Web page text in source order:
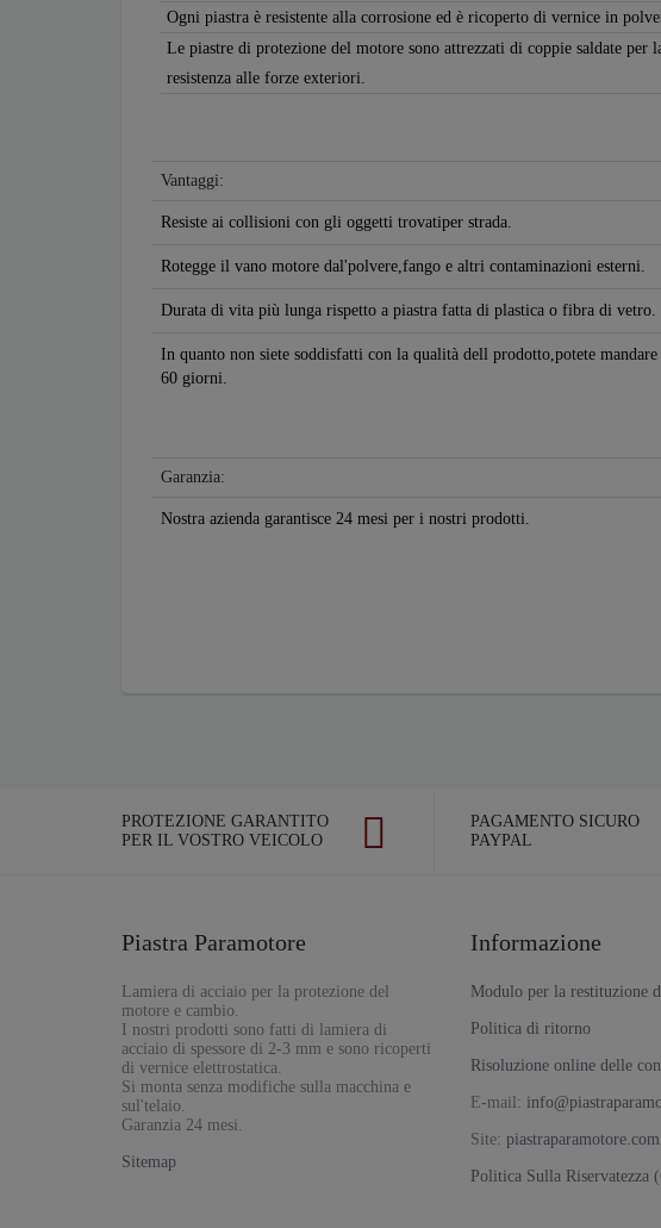
Ogni piastra è resistente alla corrosione ed è ricoperto di vernice in
Le piastre di protezione del motore sono attrezzati di coppie saldate per
resistenza alle forze exteriori.
Vantaggi:
Resiste ai collisioni con gli oggetti trovatiper strada.
Rotegge il vano motore dal'polvere,fango e altri contaminazioni esterni.
Durata di vita più lunga rispetto a piastra fatta di plastica o fibra di vetro.
In quanto non siete soddisfatti con la qualità dell prodotto,potete
60 giorni.
Garanzia:
Nostra azienda garantisce 24 mesi per i nostri prodotti.
PROTEZIONE GARANTITO
PER IL VOSTRO VEICOLO
PAGAMENTO SICURO
PAYPAL
Piastra Paramotore
Lamiera di acciaio per la protezione del
motore e cambio.
I nostri prodotti sono fatti di lamiera di
acciaio di spessore di 2-3 mm e sono ricoperti
di vernice elettrostatica.
Si monta senza modifiche sulla macchina e
sul'telaio.
Garanzia 24 mesi.
Sitemap
Informazione
Modulo per la restituzione
Politica di ritorno
Risoluzione online delle
E-mail:
Site: piastraparamotore.com
Politica Sulla Riservatezza